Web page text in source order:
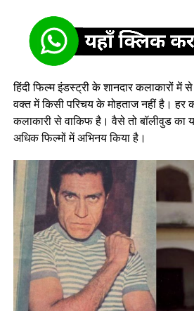
हिंदी फिल्म इंडस्ट्री के शानदार कलाकारों में
वक्त में किसी परिचय के मोहताज नहीं है। हर
कलाकारी से वाकिफ है। वैसे तो बॉलीवुड का
अधिक फिल्मों में अभिनय किया है।